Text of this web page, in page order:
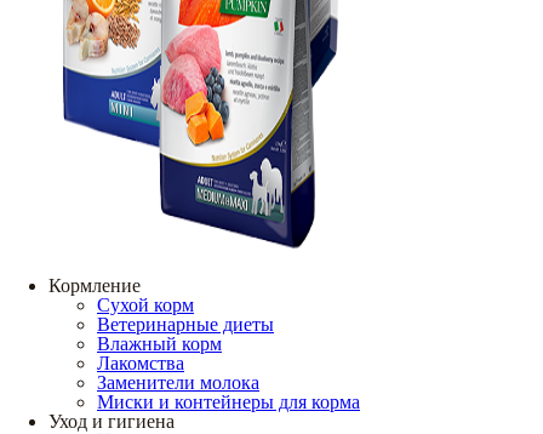
Кормление
Сухой корм
Ветеринарные диеты
Влажный корм
Лакомства
Заменители молока
Миски и контейнеры для корма
Уход и гигиена